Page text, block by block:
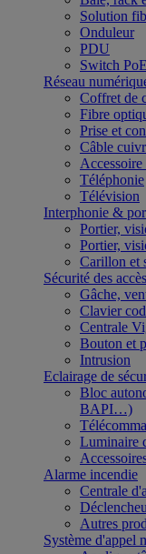
Solution
Onduleur
PDU
Switch PoE
Réseau
Coffret de
Fibre
Prise et
Câble
Téléphonie
Télévision
Interphonie &
Portier,
Portier,
Carillon et
Sécurité des accès
Gâche,
Clavier
Centrale
Bouton et
Intrusion
Eclairage de
Bloc
BAPI…)
Luminaire
Alarme incendie
Centrale
Autres
Système d'appel